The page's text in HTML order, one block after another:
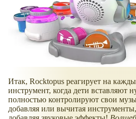
Итак, Rocktopus реагирует на
инструмент, когда дети вставляют
полностью контролируют свои
добавляя или вычитая